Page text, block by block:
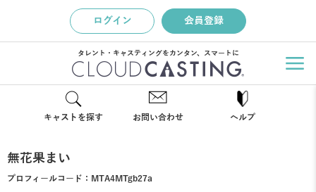
ログイン 会員登録
タレント・キャスティングをカンタン、スマートに
キャストを探す お問い合わせ ヘルプ
無花果まい
プロフィールコード： MTA4MTgb27a